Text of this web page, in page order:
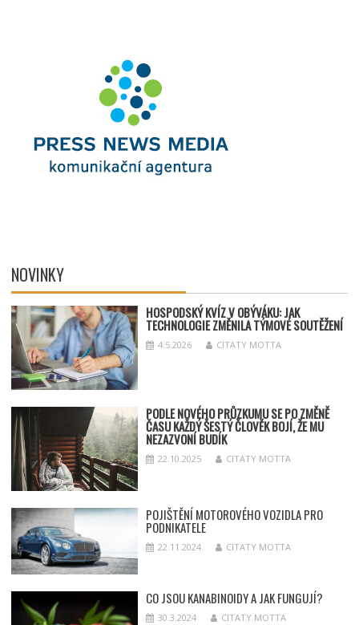
NOVINKY
HOSPODSKÝKVÍZ V OBÝVÁKU: JAK
TECHNOLOGIE ZMĚNILA TÝMOVÉ SOUTĚŽENÍ
4.5.2026 CITATY MOTTA
PODLE NOVÉHO PRŮZKUMU SE PO ZMĚNĚ
ČASU KAŽDÝ ŠESTÝ ČLOVĚK BOJÍ, ŽE MU
NEZAZVONÍ BUDÍK
22.10.2025 CITATY MOTTA
POJIŠTĚNÍ MOTOROVÉHO VOZIDLA PRO
PODNIKATELE
22.11.2024 CITATY MOTTA
CO JSOU KANABINOIDY A JAK FUNGUJÍ?
30.3.2024 CITATY MOTTA